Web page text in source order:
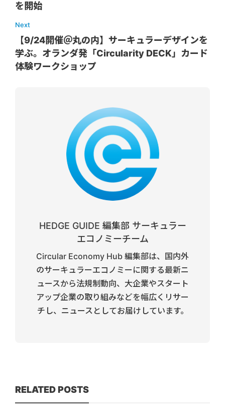
を開始
Next
【9/24開催＠丸の内】サーキュラーデザインを
学ぶ。オランダ発「Circularity DECK」カード
体験ワークショップ
HEDGE GUIDE 編集部 サーキュラー
エコノミーチーム
Circular Economy Hub 編集部は、国内外
のサーキュラーエコノミーに関する最新ニ
ュースから法規制動向、大企業やスタート
アップ企業の取り組みなどを幅広くリサー
チし、ニュースとしてお届けしています。
RELATED POSTS